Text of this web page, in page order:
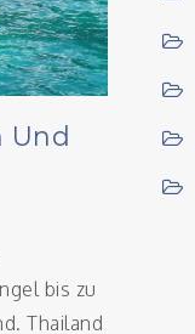
Und
bis zu
Thailand